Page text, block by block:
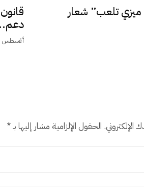
تلعب” شعار
أغسطس 6, 2026
الإلكتروني. الحقول الإلزامية مشار إليها بـ*